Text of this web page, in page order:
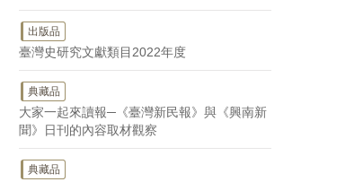
出版品
臺灣史研究文獻類目2022年度
典藏品
大家一起來讀報─《臺灣新民報》與《興南新
聞》日刊的內容取材觀察
典藏品